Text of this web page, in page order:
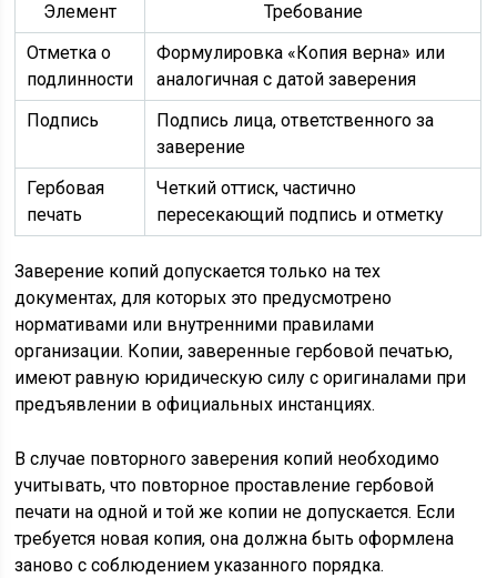
Элемент
Требование
Отметка о
подлинности
Формулировка «Копия верна» или
аналогичная с датой заверения
Подпись
Подпись лица, ответственного за
заверение
Гербовая
печать
Четкий оттиск, частично
пересекающий подпись и отметку
Заверение копий допускается только на тех
документах, для которых это предусмотрено
нормативами или внутренними правилами
организации. Копии, заверенные гербовой печатью,
имеют равную юридическую силу с оригиналами при
предъявлении в официальных инстанциях.
В случае повторного заверения копий необходимо
учитывать, что повторное проставление гербовой
печати на одной и той же копии не допускается. Если
требуется новая копия, она должна быть оформлена
заново с соблюдением указанного порядка.